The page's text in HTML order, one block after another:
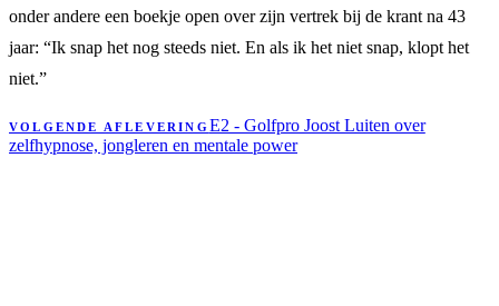
onder andere een boekje open over zijn vertrek bij de krant na 43
jaar: “Ik snap het nog steeds niet. En als ik het niet snap, klopt het
niet.”
VOLGENDE AFLEVERINGE2 - Golfpro Joost Luiten over
zelfhypnose, jongleren en mentale power